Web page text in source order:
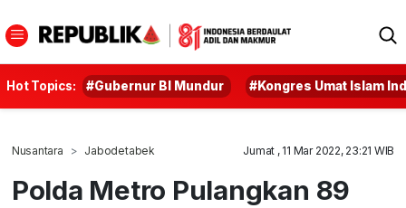
Hot Topics: #Gubernur BI Mundur #Kongres Umat Islam
Nusantara Jabodetabek Jumat , 11 Mar 2022, 23:21 WIB
Polda Metro Pulangkan 89